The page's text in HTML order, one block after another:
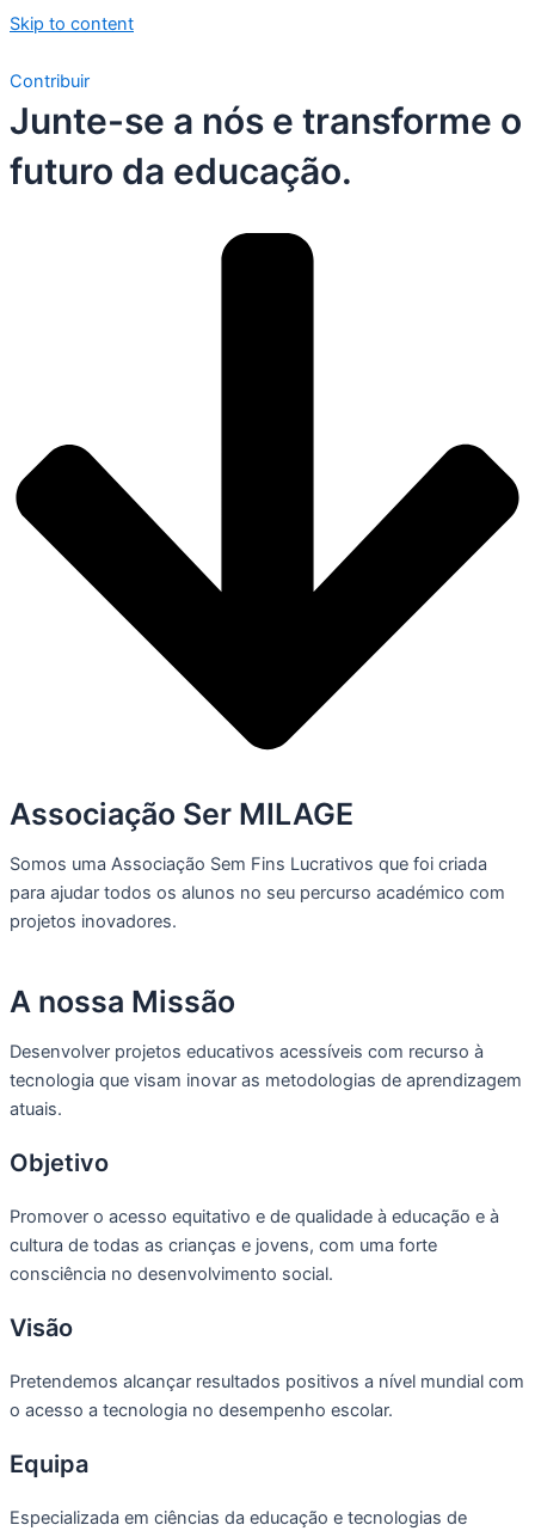
Skip to content
Contribuir
Junte-se a nós e transforme o
futuro da educação.
Associação Ser MILAGE
Somos uma Associação Sem Fins Lucrativos que foi criada
para ajudar todos os alunos no seu percurso académico com
projetos inovadores.
A nossa Missão
Desenvolver projetos educativos acessíveis com recurso à
tecnologia que visam inovar as metodologias de aprendizagem
atuais.
Objetivo
Promover o acesso equitativo e de qualidade à educação e à
cultura de todas as crianças e jovens, com uma forte
consciência no desenvolvimento social.
Visão
Pretendemos alcançar resultados positivos a nível mundial com
o acesso a tecnologia no desempenho escolar.
Equipa
Especializada em ciências da educação e tecnologias de